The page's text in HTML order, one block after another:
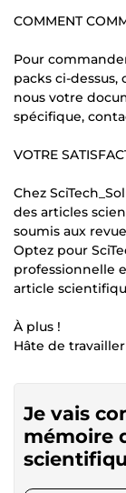
COMMENT
Pour
packs ci-dessus,
nous votre
spécifique,
VOTRE
Chez
des articles
soumis aux
Optez pour
professionnelle
article
À plus !
Hâte de
Je vais
mémoire